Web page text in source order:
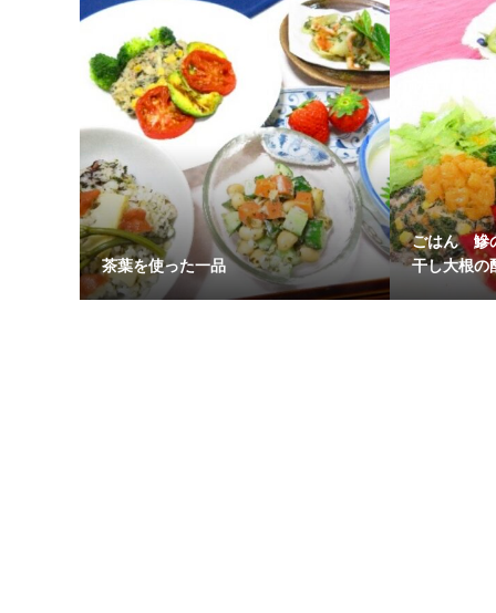
茶葉を使った一品
ごはん 鰺
干し大根